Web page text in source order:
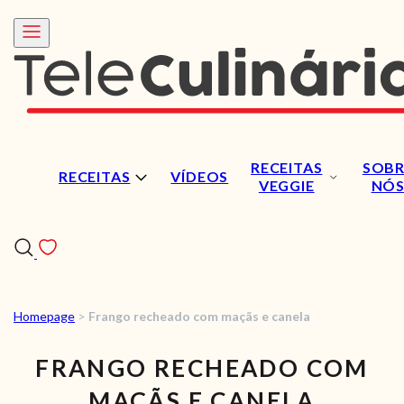
RECEITAS VÍDEOS
RECEITAS
VEGGIE
NÓS
RECEITAS
VÍDEOS
Homepage > Frango recheado com maçãs e canela
FRANGO RECHEADO COM